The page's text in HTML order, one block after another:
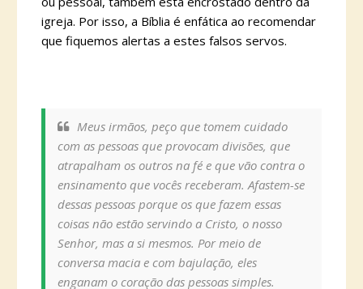
igreja. Por isso, a Bíblia é enfática ao recomendar
que fiquemos alertas a estes falsos servos.
Meus irmãos, peço que tomem cuidado
com as pessoas que provocam divisões, que
atrapalham os outros na fé e que vão contra o
ensinamento que vocês receberam. Afastem-se
dessas pessoas porque os que fazem essas
coisas não estão servindo a Cristo, o nosso
Senhor, mas a si mesmos. Por meio de
conversa macia e com bajulação, eles
enganam o coração das pessoas simples.